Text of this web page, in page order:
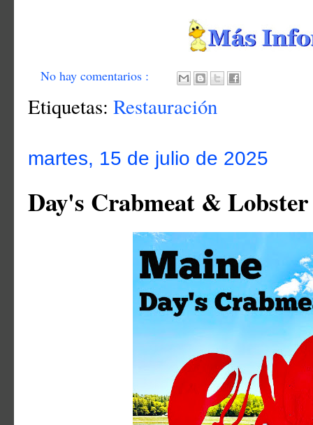
No hay comentarios :
Etiquetas: Restauración
martes, 15 de julio de 2025
Day's Crabmeat &